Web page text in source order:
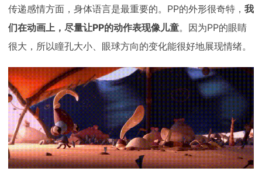
传递感情方面，身体语言是最重要的。PP的外形很奇特， 我
们在动画上，尽量让PP的动作表现像儿童。因为PP的眼睛
很大，所以瞳孔大小、眼球方向的变化能很好地展现情绪。